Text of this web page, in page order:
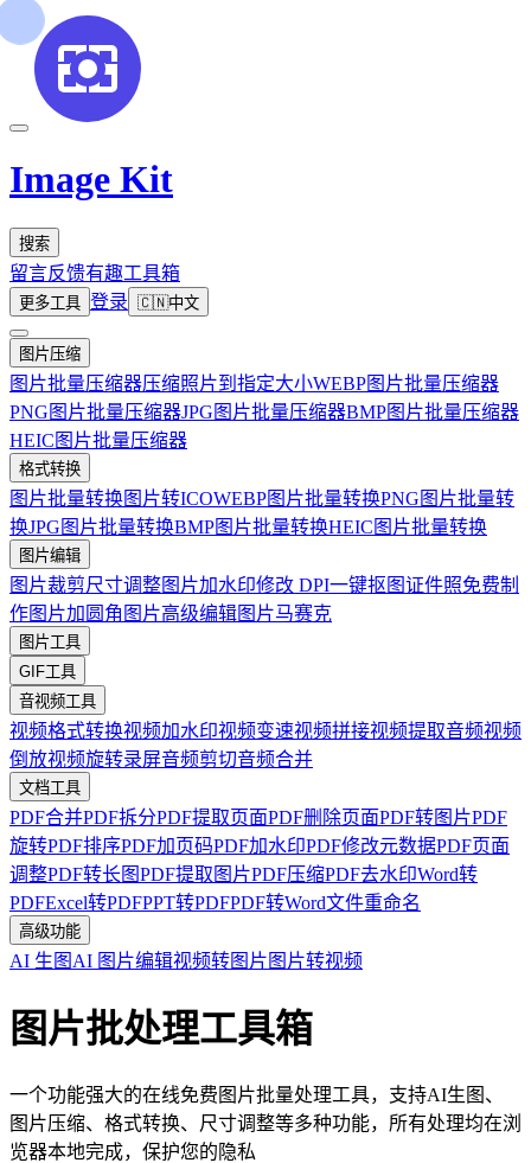
Image Kit
搜索
留言反馈有趣工具箱
更多工具 登录 🇨🇳中文
图片压缩
图片批量压缩器压缩照片到指定大小WEBP图片批量压缩器
PNG图片批量压缩器JPG图片批量压缩器BMP图片批量压缩器
HEIC图片批量压缩器
格式转换
图片批量转换图片转ICOWEBP图片批量转换PNG图片批量转
换JPG图片批量转换BMP图片批量转换HEIC图片批量转换
图片编辑
图片裁剪尺寸调整图片加水印修改 DPI一键抠图证件照免费制
作图片加圆角 图片高级编辑图片马赛克
图片工具
GIF工具
音视频工具
视频格式转换视频加水印视频变速视频拼接视频提取音频视频
倒放视频旋转录屏音频剪切音频合并
文档工具
PDF合并PDF拆分PDF提取页面PDF删除页面PDF转图片PDF
旋转PDF排序PDF加页码PDF加水印PDF修改元数据PDF页面
调整PDF转长图PDF提取图片PDF压缩PDF去水印Word转
PDFExcel转PDFPPT转PDFPDF转Word文件重命名
高级功能
AI 生图 AI 图片编辑视频转图片 图片转视频
图片批处理工具箱
一个功能强大的在线免费图片批量处理工具，支持AI生图、
图片压缩、格式转换、尺寸调整等多种功能，所有处理均在浏
览器本地完成，保护您的隐私